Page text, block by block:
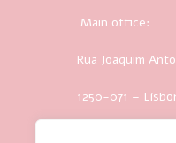
Main office:
Rua Joaquim
1250-071 –